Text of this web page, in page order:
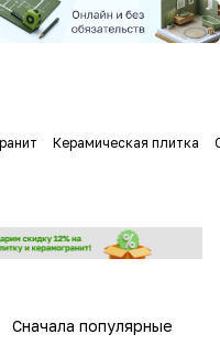
Керамическая плитка
Сначала популярные